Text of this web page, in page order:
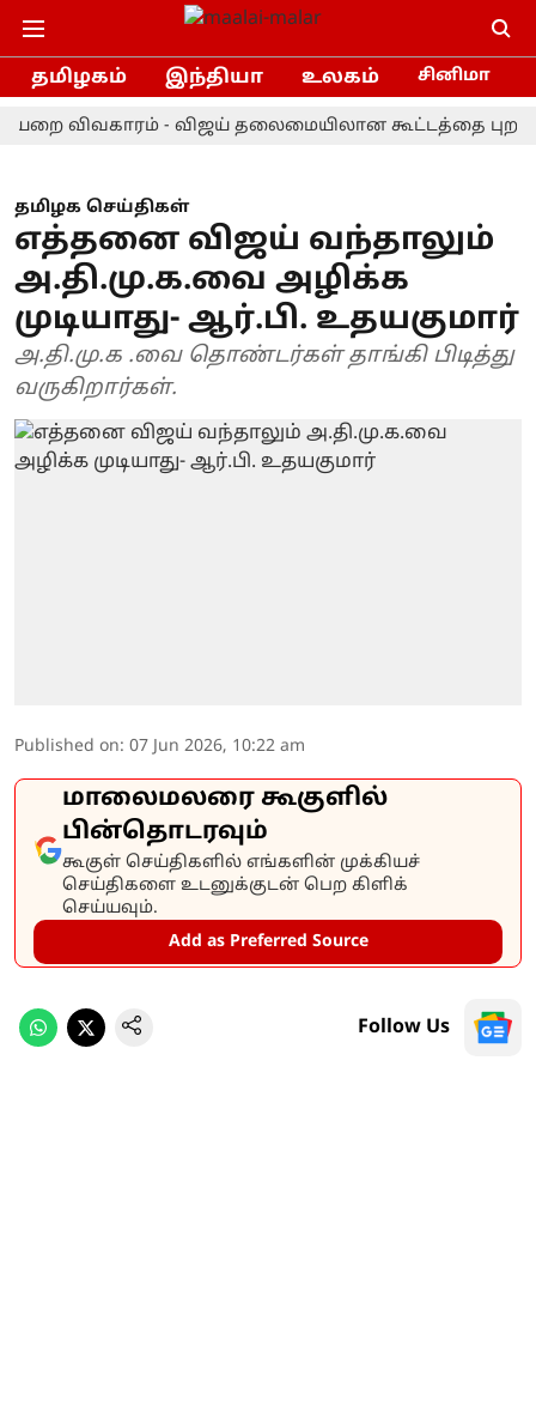
தமிழகம் இந்தியா உலகம் சினிமா
- விஜய் தலைமையிலான கூட்டத்தை
தமிழக செய்திகள்
எத்தனை விஜய் வந்தாலும்
அ.தி.மு.க.வை அழிக்க
முடியாது- ஆர்.பி. உதயகுமார்
அ.தி.மு.க .வை தொண்டர்கள் தாங்கி பிடித்து
வருகிறார்கள்.
Published on: 07 Jun 2026, 10:22 am
மாலைமலரை கூகுளில்
பின்தொடரவும்
கூகுள் செய்திகளில் எங்களின் முக்கியச்
செய்திகளை உடனுக்குடன் பெற கிளிக்
செய்யவும்.
Add as Preferred Source
Follow Us